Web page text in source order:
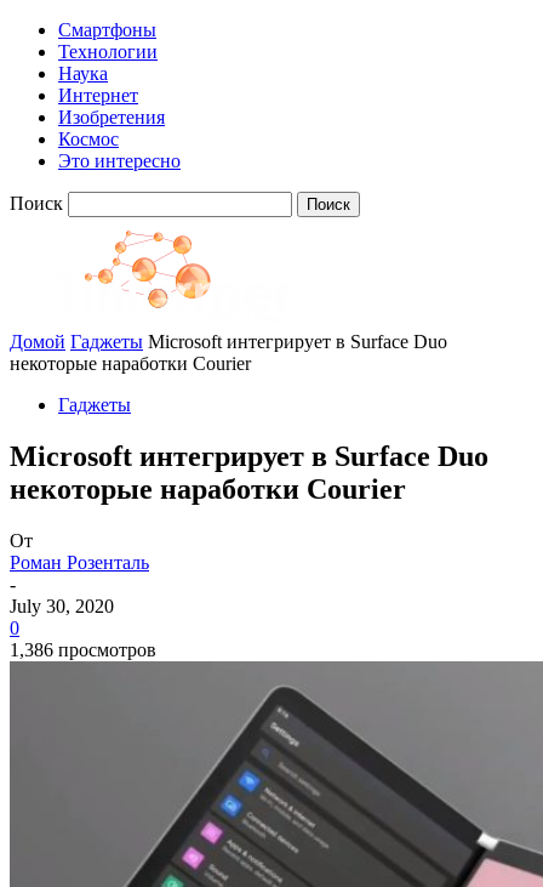
Смартфоны
Технологии
Наука
Интернет
Изобретения
Космос
Это интересно
Поиск
Домой Гаджеты Microsoft интегрирует в Surface Duo
некоторые наработки Courier
Гаджеты
Microsoft интегрирует в Surface Duo
некоторые наработки Courier
От
Роман Розенталь
-
July 30, 2020
0
1,386 просмотров